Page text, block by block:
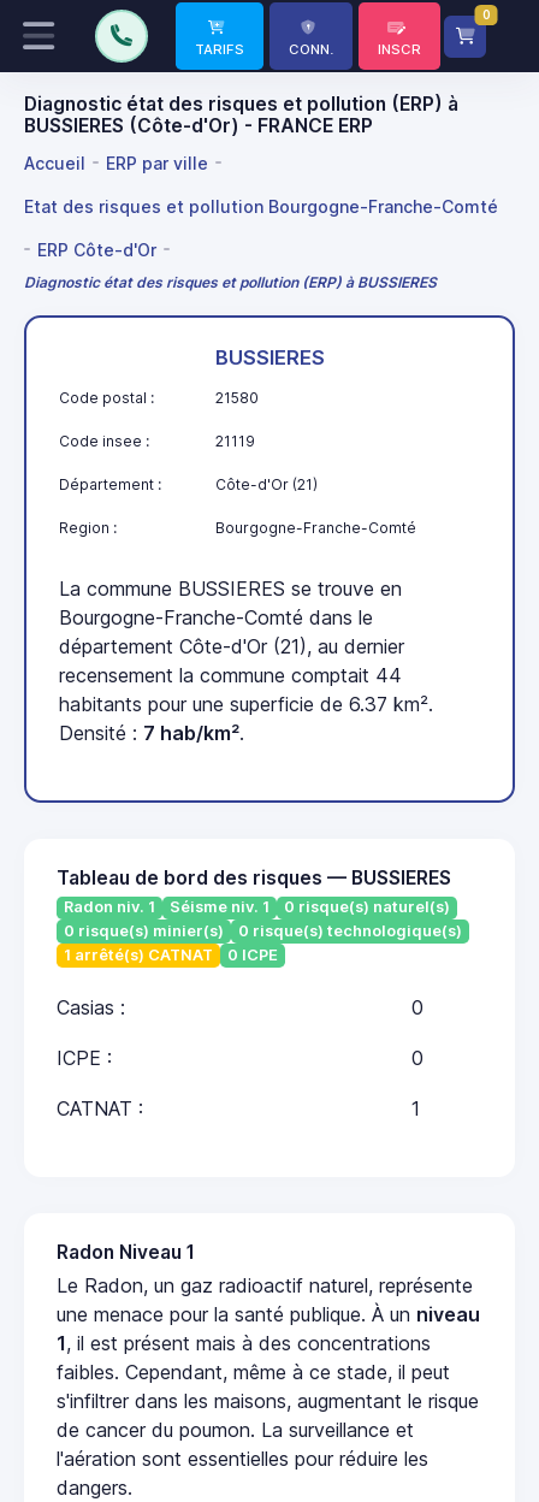
TARIFS CONN. INSCR
0
Diagnostic état des risques et pollution (ERP) à
BUSSIERES (Côte-d'Or) - FRANCE ERP
Accueil ERP par ville
Etat des risques et pollution Bourgogne-Franche-Comté
ERP Côte-d'Or
Diagnostic état des risques et pollution (ERP) à BUSSIERES
BUSSIERES
Code postal : 21580
Code insee : 21119
Département : Côte-d'Or (21)
Region : Bourgogne-Franche-Comté
La commune BUSSIERES se trouve en
Bourgogne-Franche-Comté dans le
département Côte-d'Or (21), au dernier
recensement la commune comptait 44
habitants pour une superficie de 6.37 km².
Densité : 7 hab/km².
Tableau de bord des risques — BUSSIERES
Radon niv. 1 Séisme niv. 1
0 risque(s) naturel(s)
0 risque(s) minier(s)
0 risque(s) technologique(s)
1 arrêté(s) CATNAT
0 ICPE
Casias : 0
ICPE : 0
CATNAT : 1
Radon Niveau 1
Le Radon, un gaz radioactif naturel, représente
une menace pour la santé publique. À un niveau
1, il est présent mais à des concentrations
faibles. Cependant, même à ce stade, il peut
s'infiltrer dans les maisons, augmentant le risque
de cancer du poumon. La surveillance et
l'aération sont essentielles pour réduire les
dangers.